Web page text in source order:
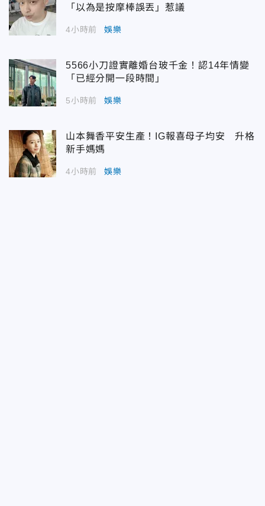
「以為是按摩棒誤丟」惹議
4小時前 娛樂
5566小刀證實離婚台玻千金！認14年情變
「已經分開一段時間」
5小時前 娛樂
山本舞香平安生產！IG報喜母子均安 升格
新手媽媽
4小時前 娛樂